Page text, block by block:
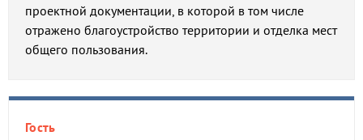
проектной документации, в которой в том числе
отражено благоустройство территории и отделка мест
общего пользования.
Гость